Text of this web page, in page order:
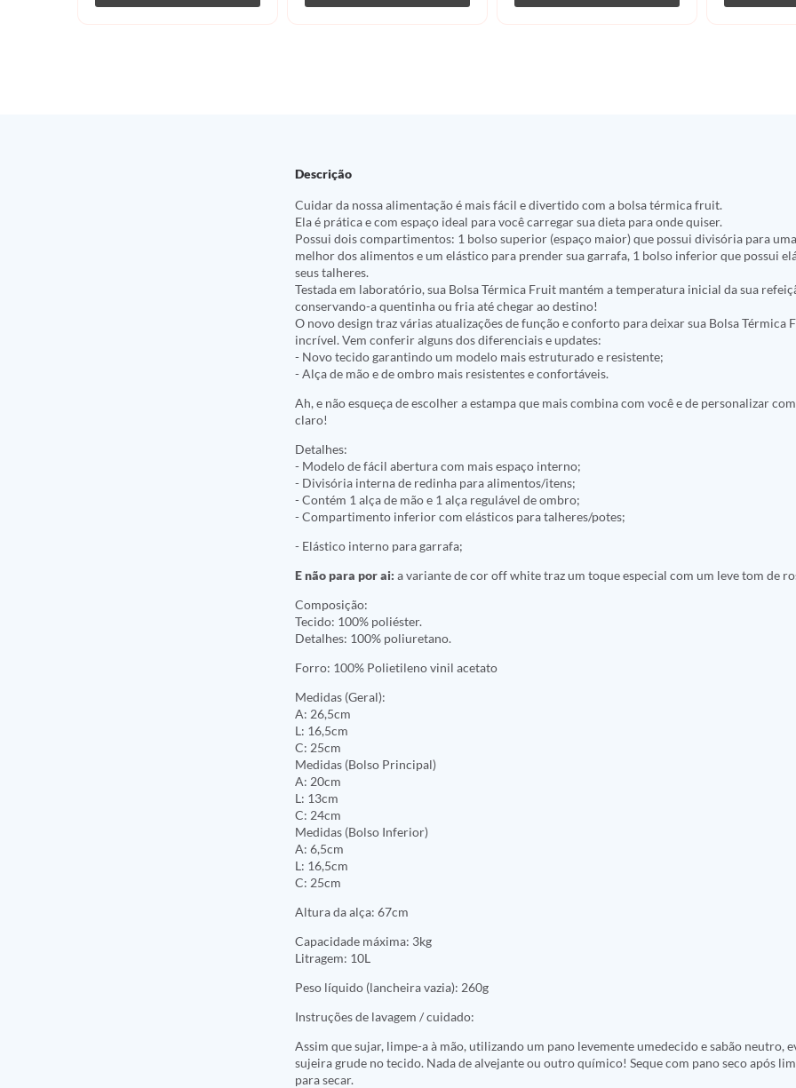
Descrição
Cuidar da nossa alimentação é mais fácil e divertido com a bolsa térmica fruit.
Ela é prática e com espaço ideal para você carregar sua dieta para onde quiser.
Possui dois compartimentos: 1 bolso superior (espaço maior) que possui divisória para
melhor dos alimentos e um elástico para prender sua garrafa, 1 bolso inferior que possui
seus talheres.
Testada em laboratório, sua Bolsa Térmica Fruit mantém a temperatura inicial da sua
conservando-a quentinha ou fria até chegar ao destino!
O novo design traz várias atualizações de função e conforto para deixar sua Bolsa Térmica
incrível. Vem conferir alguns dos diferenciais e updates:
- Novo tecido garantindo um modelo mais estruturado e resistente;
- Alça de mão e de ombro mais resistentes e confortáveis.
Ah, e não esqueça de escolher a estampa que mais combina com você e de personalizar
claro!
Detalhes:
- Modelo de fácil abertura com mais espaço interno;
- Divisória interna de redinha para alimentos/itens;
- Contém 1 alça de mão e 1 alça regulável de ombro;
- Compartimento inferior com elásticos para talheres/potes;
- Elástico interno para garrafa;
E não para por ai: a variante de cor off white traz um toque especial com um leve tom de
Composição:
Tecido: 100% poliéster.
Detalhes: 100% poliuretano.
Forro: 100% Polietileno vinil acetato
Medidas (Geral):
A: 26,5cm
L: 16,5cm
C: 25cm
Medidas (Bolso Principal)
A: 20cm
L: 13cm
C: 24cm
Medidas (Bolso Inferior)
A: 6,5cm
L: 16,5cm
C: 25cm
Altura da alça: 67cm
Capacidade máxima: 3kg
Litragem: 10L
Peso líquido (lancheira vazia): 260g
Instruções de lavagem / cuidado:
Assim que sujar, limpe-a à mão, utilizando um pano levemente umedecido e sabão neutro,
sujeira grude no tecido. Nada de alvejante ou outro químico! Seque com pano seco após
para secar.